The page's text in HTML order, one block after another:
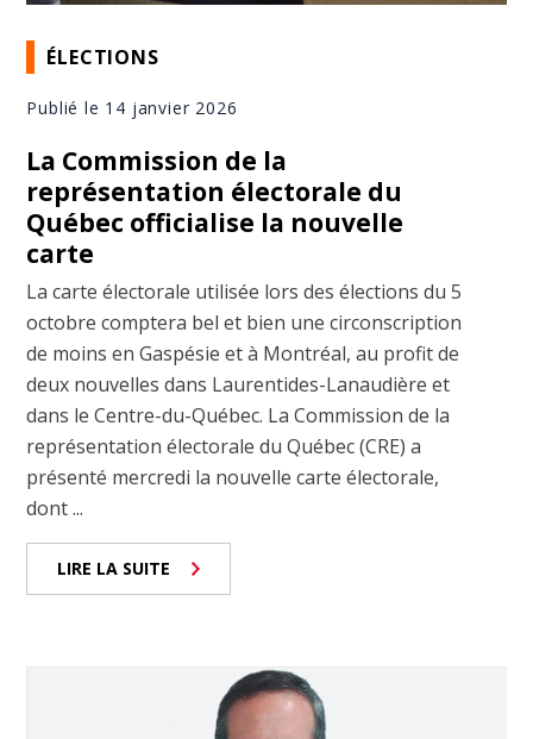
ÉLECTIONS
Publié le 14 janvier 2026
La Commission de la
représentation électorale du
Québec officialise la nouvelle
carte
La carte électorale utilisée lors des élections du 5
octobre comptera bel et bien une circonscription
de moins en Gaspésie et à Montréal, au profit de
deux nouvelles dans Laurentides-Lanaudière et
dans le Centre-du-Québec. La Commission de la
représentation électorale du Québec (CRE) a
présenté mercredi la nouvelle carte électorale,
dont ...
LIRE LA SUITE